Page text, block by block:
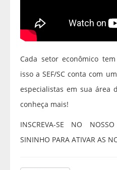
Cada setor econômico
isso a SEF/SC conta com
especialistas em sua área
conheça mais!
INSCREVA-SE NO
SININHO PARA ATIVAR AS